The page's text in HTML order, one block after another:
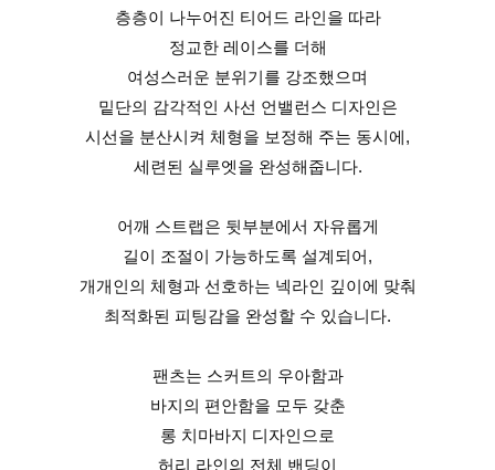
층층이 나누어진 티어드 라인을 따라
정교한 레이스를 더해
여성스러운 분위기를 강조했으며
밑단의 감각적인 사선 언밸런스 디자인은
시선을 분산시켜 체형을 보정해 주는 동시에,
세련된 실루엣을 완성해줍니다.
어깨 스트랩은 뒷부분에서 자유롭게
길이 조절이 가능하도록 설계되어,
개개인의 체형과 선호하는 넥라인 깊이에 맞춰
최적화된 피팅감을 완성할 수 있습니다.
팬츠는 스커트의 우아함과
바지의 편안함을 모두 갖춘
롱 치마바지 디자인으로
허리 라인의 전체 밴딩이